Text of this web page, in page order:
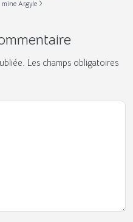
mine Argyle
Les champs obligatoires